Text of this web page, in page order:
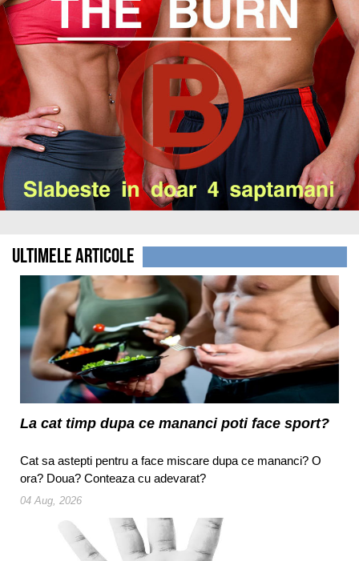
Ultimele Articole
La cat timp dupa ce mananci poti face sport?
Cat sa astepti pentru a face miscare dupa ce mananci? O
ora? Doua? Conteaza cu adevarat?
04 Aug, 2026